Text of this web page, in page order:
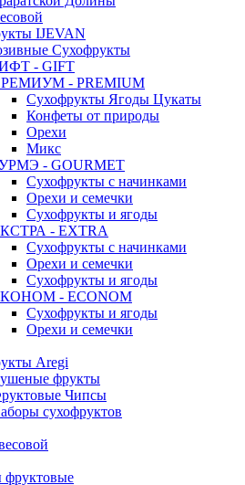
IJEVAN
Сухофрукты
- GIFT
- PREMIUM
Сухофрукты Ягоды Цукаты
Конфеты от природы
Орехи
Микс
- GOURMET
Сухофрукты с начинками
Орехи и семечки
Сухофрукты и ягоды
- EXTRA
Сухофрукты с начинками
Орехи и семечки
Сухофрукты и ягоды
- ECONOM
Сухофрукты и ягоды
Орехи и семечки
Aregi
фрукты
Чипсы
сухофруктов
фруктовые